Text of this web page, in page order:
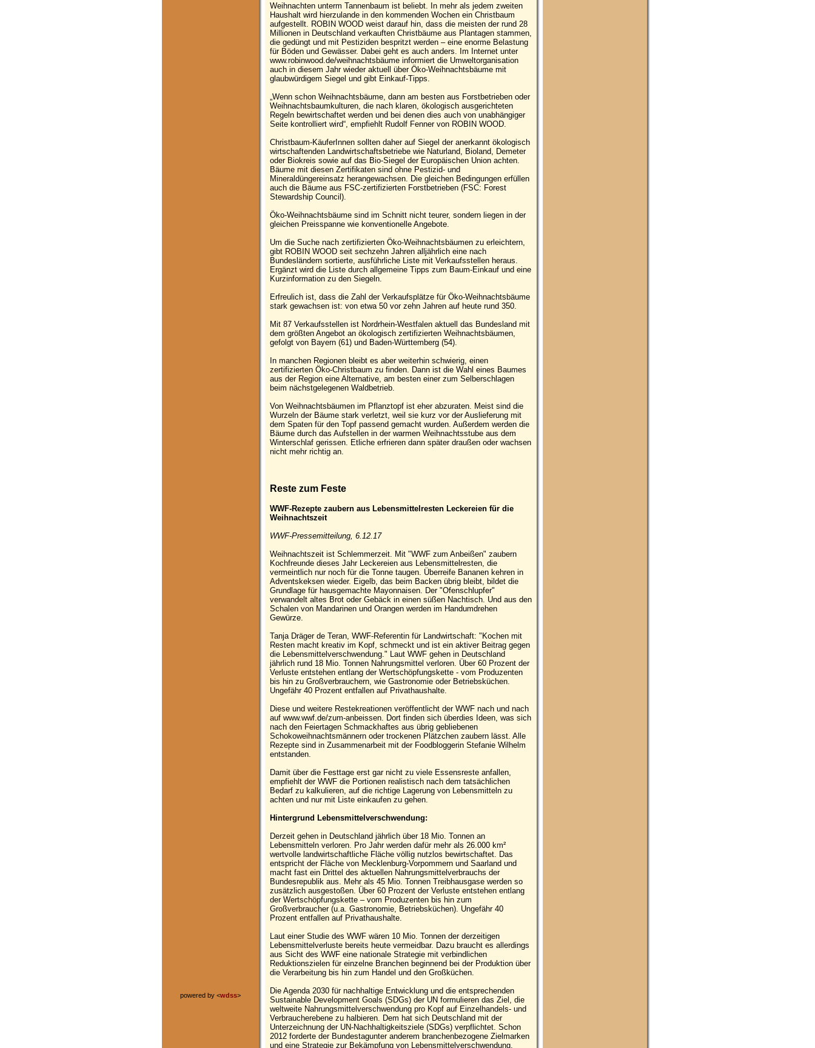
powered by <wdss>
Weihnachten unterm Tannenbaum ist beliebt. In mehr als jedem zweiten
Haushalt wird hierzulande in den kommenden Wochen ein Christbaum
aufgestellt. ROBIN WOOD weist darauf hin, dass die meisten der rund 28
Millionen in Deutschland verkauften Christbäume aus Plantagen stammen,
die gedüngt und mit Pestiziden bespritzt werden – eine enorme Belastung
für Böden und Gewässer. Dabei geht es auch anders. Im Internet unter
www.robinwood.de/weihnachtsbäume informiert die Umweltorganisation
auch in diesem Jahr wieder aktuell über Öko-Weihnachtsbäume mit
glaubwürdigem Siegel und gibt Einkauf-Tipps.
„Wenn schon Weihnachtsbäume, dann am besten aus Forstbetrieben oder
Weihnachtsbaumkulturen, die nach klaren, ökologisch ausgerichteten
Regeln bewirtschaftet werden und bei denen dies auch von unabhängiger
Seite kontrolliert wird“, empfiehlt Rudolf Fenner von ROBIN WOOD.
Christbaum-KäuferInnen sollten daher auf Siegel der anerkannt ökologisch
wirtschaftenden Landwirtschaftsbetriebe wie Naturland, Bioland, Demeter
oder Biokreis sowie auf das Bio-Siegel der Europäischen Union achten.
Bäume mit diesen Zertifikaten sind ohne Pestizid- und
Mineraldüngereinsatz herangewachsen. Die gleichen Bedingungen erfüllen
auch die Bäume aus FSC-zertifizierten Forstbetrieben (FSC: Forest
Stewardship Council).
Öko-Weihnachtsbäume sind im Schnitt nicht teurer, sondern liegen in der
gleichen Preisspanne wie konventionelle Angebote.
Um die Suche nach zertifizierten Öko-Weihnachtsbäumen zu erleichtern,
gibt ROBIN WOOD seit sechzehn Jahren alljährlich eine nach
Bundesländern sortierte, ausführliche Liste mit Verkaufsstellen heraus.
Ergänzt wird die Liste durch allgemeine Tipps zum Baum-Einkauf und eine
Kurzinformation zu den Siegeln.
Erfreulich ist, dass die Zahl der Verkaufsplätze für Öko-Weihnachtsbäume
stark gewachsen ist: von etwa 50 vor zehn Jahren auf heute rund 350.
Mit 87 Verkaufsstellen ist Nordrhein-Westfalen aktuell das Bundesland mit
dem größten Angebot an ökologisch zertifizierten Weihnachtsbäumen,
gefolgt von Bayern (61) und Baden-Württemberg (54).
In manchen Regionen bleibt es aber weiterhin schwierig, einen
zertifizierten Öko-Christbaum zu finden. Dann ist die Wahl eines Baumes
aus der Region eine Alternative, am besten einer zum Selberschlagen
beim nächstgelegenen Waldbetrieb.
Von Weihnachtsbäumen im Pflanztopf ist eher abzuraten. Meist sind die
Wurzeln der Bäume stark verletzt, weil sie kurz vor der Auslieferung mit
dem Spaten für den Topf passend gemacht wurden. Außerdem werden die
Bäume durch das Aufstellen in der warmen Weihnachtsstube aus dem
Winterschlaf gerissen. Etliche erfrieren dann später draußen oder wachsen
nicht mehr richtig an.
Reste zum Feste
WWF-Rezepte zaubern aus Lebensmittelresten Leckereien für die
Weihnachtszeit
WWF-Pressemitteilung, 6.12.17
Weihnachtszeit ist Schlemmerzeit. Mit "WWF zum Anbeißen" zaubern
Kochfreunde dieses Jahr Leckereien aus Lebensmittelresten, die
vermeintlich nur noch für die Tonne taugen. Überreife Bananen kehren in
Adventskeksen wieder. Eigelb, das beim Backen übrig bleibt, bildet die
Grundlage für hausgemachte Mayonnaisen. Der "Ofenschlupfer"
verwandelt altes Brot oder Gebäck in einen süßen Nachtisch. Und aus den
Schalen von Mandarinen und Orangen werden im Handumdrehen
Gewürze.
Tanja Dräger de Teran, WWF-Referentin für Landwirtschaft: "Kochen mit
Resten macht kreativ im Kopf, schmeckt und ist ein aktiver Beitrag gegen
die Lebensmittelverschwendung." Laut WWF gehen in Deutschland
jährlich rund 18 Mio. Tonnen Nahrungsmittel verloren. Über 60 Prozent der
Verluste entstehen entlang der Wertschöpfungskette - vom Produzenten
bis hin zu Großverbrauchern, wie Gastronomie oder Betriebsküchen.
Ungefähr 40 Prozent entfallen auf Privathaushalte.
Diese und weitere Restekreationen veröffentlicht der WWF nach und nach
auf www.wwf.de/zum-anbeissen. Dort finden sich überdies Ideen, was sich
nach den Feiertagen Schmackhaftes aus übrig gebliebenen
Schokoweihnachtsmännern oder trockenen Plätzchen zaubern lässt. Alle
Rezepte sind in Zusammenarbeit mit der Foodbloggerin Stefanie Wilhelm
entstanden.
Damit über die Festtage erst gar nicht zu viele Essensreste anfallen,
empfiehlt der WWF die Portionen realistisch nach dem tatsächlichen
Bedarf zu kalkulieren, auf die richtige Lagerung von Lebensmitteln zu
achten und nur mit Liste einkaufen zu gehen.
Hintergrund Lebensmittelverschwendung:
Derzeit gehen in Deutschland jährlich über 18 Mio. Tonnen an
Lebensmitteln verloren. Pro Jahr werden dafür mehr als 26.000 km²
wertvolle landwirtschaftliche Fläche völlig nutzlos bewirtschaftet. Das
entspricht der Fläche von Mecklenburg-Vorpommern und Saarland und
macht fast ein Drittel des aktuellen Nahrungsmittelverbrauchs der
Bundesrepublik aus. Mehr als 45 Mio. Tonnen Treibhausgase werden so
zusätzlich ausgestoßen. Über 60 Prozent der Verluste entstehen entlang
der Wertschöpfungskette – vom Produzenten bis hin zum
Großverbraucher (u.a. Gastronomie, Betriebsküchen). Ungefähr 40
Prozent entfallen auf Privathaushalte.
Laut einer Studie des WWF wären 10 Mio. Tonnen der derzeitigen
Lebensmittelverluste bereits heute vermeidbar. Dazu braucht es allerdings
aus Sicht des WWF eine nationale Strategie mit verbindlichen
Reduktionszielen für einzelne Branchen beginnend bei der Produktion über
die Verarbeitung bis hin zum Handel und den Großküchen.
Die Agenda 2030 für nachhaltige Entwicklung und die entsprechenden
Sustainable Development Goals (SDGs) der UN formulieren das Ziel, die
weltweite Nahrungsmittelverschwendung pro Kopf auf Einzelhandels- und
Verbraucherebene zu halbieren. Dem hat sich Deutschland mit der
Unterzeichnung der UN-Nachhaltigkeitsziele (SDGs) verpflichtet. Schon
2012 forderte der Bundestagunter anderem branchenbezogene Zielmarken
und eine Strategie zur Bekämpfung von Lebensmittelverschwendung.